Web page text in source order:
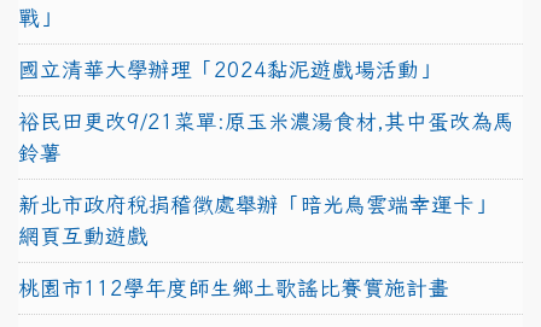
戰」
國立清華大學辦理「2024黏泥遊戲場活動」
裕民田更改9/21菜單:原玉米濃湯食材,其中蛋改為馬
鈴薯
新北市政府稅捐稽徵處舉辦「暗光鳥雲端幸運卡」
網頁互動遊戲
桃園市112學年度師生鄉土歌謠比賽實施計畫